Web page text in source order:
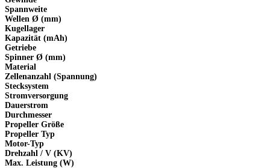
Spannweite
Wellen Ø (mm)
Kugellager
Kapazität (mAh)
Getriebe
Spinner Ø (mm)
Material
Zellenanzahl (Spannung)
Stecksystem
Stromversorgung
Dauerstrom
Durchmesser
Propeller Größe
Propeller Typ
Motor-Typ
Drehzahl / V (KV)
Max. Leistung (W)